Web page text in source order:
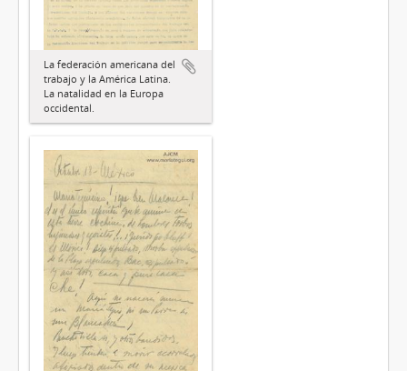
La federación americana del
trabajo y la América Latina.
La natalidad en la Europa
occidental.